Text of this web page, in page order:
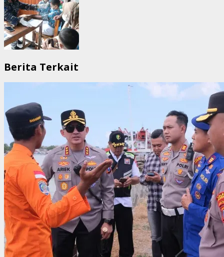
Berita Terkait